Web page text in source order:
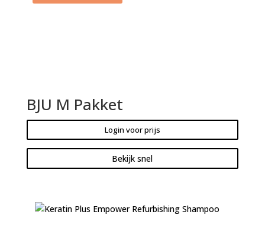
BJU M Pakket
Login voor prijs
Bekijk snel